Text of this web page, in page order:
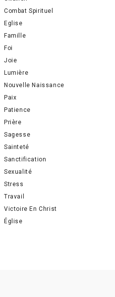
Combat Spirituel
Eglise
Famille
Foi
Joie
Lumière
Nouvelle Naissance
Paix
Patience
Prière
Sagesse
Sainteté
Sanctification
Sexualité
Stress
Travail
Victoire En Christ
Église